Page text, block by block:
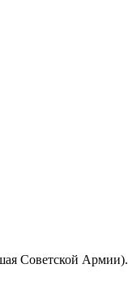
Советской Армии).